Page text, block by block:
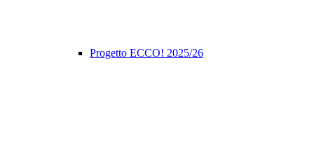
Progetto ECCO! 2025/26